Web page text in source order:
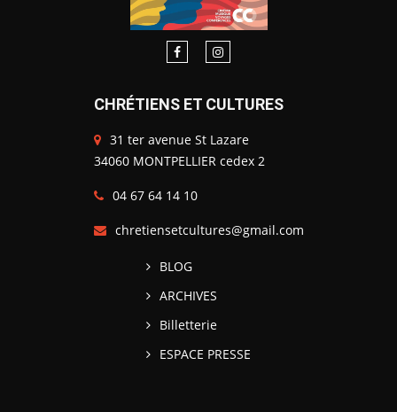
CHRÉTIENS ET CULTURES
31 ter avenue St Lazare
34060 MONTPELLIER cedex 2
04 67 64 14 10
chretiensetcultures@gmail.com
BLOG
ARCHIVES
Billetterie
ESPACE PRESSE